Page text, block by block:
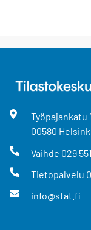
Työpajankatu
00580
Vaihde 029
Tietopalvelu
info@stat.fi